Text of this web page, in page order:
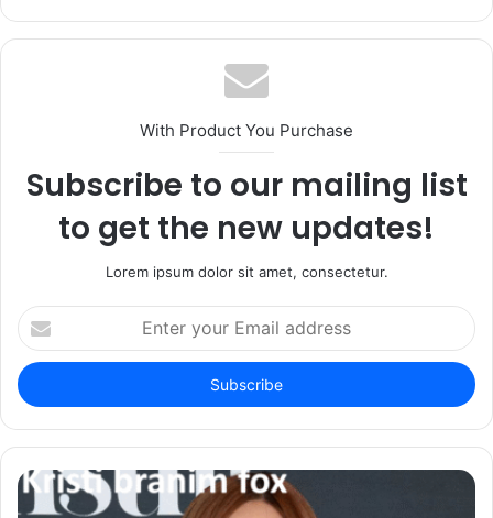
With Product You Purchase
Subscribe to our mailing list
to get the new updates!
Lorem ipsum dolor sit amet, consectetur.
Enter
your
Email
address